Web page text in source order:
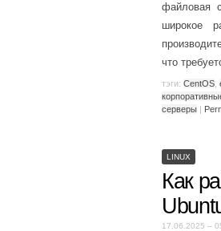
файловая
широкое
что
тэги: CentOS
серверы |
LINUX
Как
17.06.2025 –